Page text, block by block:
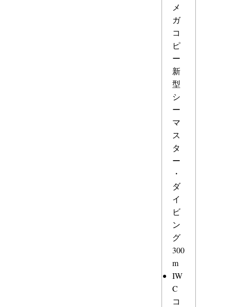
メ
ガ
コ
ピ
ー
新
型
シ
ー
マ
ス
タ
ー
・
ダ
イ
ビ
ン
グ
300
m
IW
C
コ